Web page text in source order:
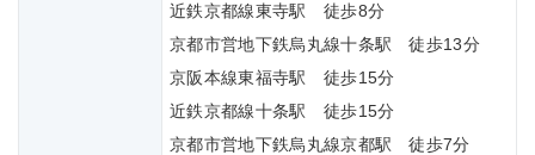
近鉄京都線東寺駅 徒歩8分
京都市営地下鉄烏丸線十条駅 徒歩13分
京阪本線東福寺駅 徒歩15分
近鉄京都線十条駅 徒歩15分
京都市営地下鉄烏丸線京都駅 徒歩7分